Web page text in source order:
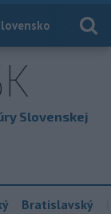
Slovenskej
Bratislavský